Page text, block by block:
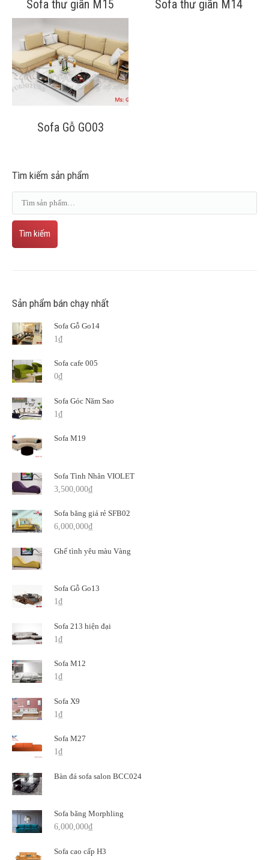
Sofa thư giãn M15 Sofa thư giãn M14
Sofa Gỗ GO03
Tìm kiếm sản phẩm
Tìm kiếm
Sản phẩm bán chạy nhất
Sofa Gỗ Go14
1₫
Sofa cafe 005
0₫
Sofa Góc Năm Sao
1₫
Sofa M19
Sofa Tình Nhân VIOLET
3,500,000₫
Sofa băng giá rẻ SFB02
6,000,000₫
Ghế tình yêu màu Vàng
Sofa Gỗ Go13
1₫
Sofa 213 hiện đại
1₫
Sofa M12
1₫
Sofa X9
1₫
Sofa M27
1₫
Bàn đá sofa salon BCC024
Sofa băng Morphling
6,000,000₫
Sofa cao cấp H3